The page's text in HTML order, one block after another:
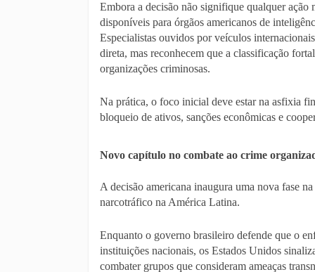
Embora a decisão não signifique qualquer
disponíveis para órgãos americanos de
Especialistas ouvidos por veículos
direta, mas reconhecem que a classificação
organizações criminosas.
Na prática, o foco inicial deve estar na asfixia
bloqueio de ativos, sanções econômicas e
Novo capítulo no combate ao crime
A decisão americana inaugura uma nova fase
narcotráfico na América Latina.
Enquanto o governo brasileiro defende que o
instituições nacionais, os Estados Unidos
combater grupos que consideram ameaças